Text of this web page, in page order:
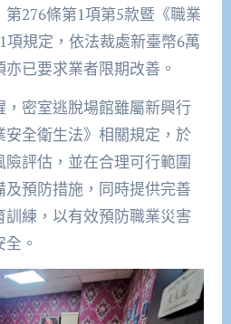
276條第1項第5款暨《職業
項規定，依法裁處新臺幣6萬
已要求業者限期改善。
密室逃脫場館雖屬新興行
全衛生法》相關規定，於
評估，並在合理可行範圍
預防措施，同時提供完善
練，以有效預防職業災害
。